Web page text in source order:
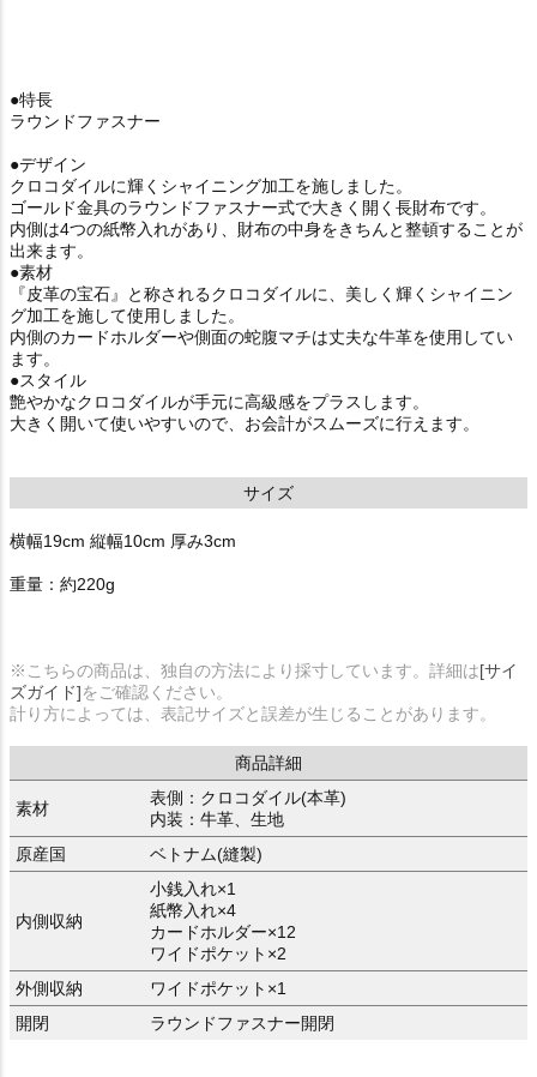
●特長
ラウンドファスナー
●デザイン
クロコダイルに輝くシャイニング加工を施しました。
ゴールド金具のラウンドファスナー式で大きく開く長財布です。
内側は4つの紙幣入れがあり、財布の中身をきちんと整頓することが
出来ます。
●素材
『皮革の宝石』と称されるクロコダイルに、美しく輝くシャイニン
グ加工を施して使用しました。
内側のカードホルダーや側面の蛇腹マチは丈夫な牛革を使用してい
ます。
●スタイル
艶やかなクロコダイルが手元に高級感をプラスします。
大きく開いて使いやすいので、お会計がスムーズに行えます。
サイズ
横幅19cm 縦幅10cm 厚み3cm
重量：約220g
※こちらの商品は、独自の方法により採寸しています。詳細は[サイ
ズガイド]をご確認ください。
計り方によっては、表記サイズと誤差が生じることがあります。
商品詳細
素材
表側：クロコダイル(本革)
内装：牛革、生地
原産国
ベトナム(縫製)
内側収納
小銭入れ×1
紙幣入れ×4
カードホルダー×12
ワイドポケット×2
外側収納
ワイドポケット×1
開閉
ラウンドファスナー開閉